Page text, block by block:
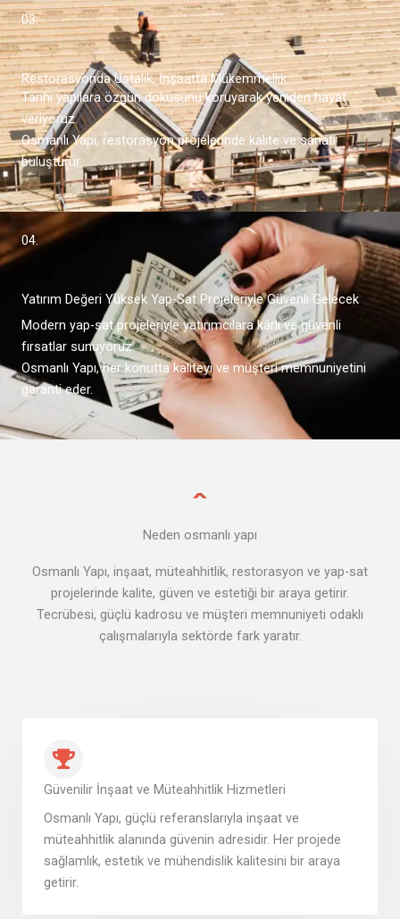
03.
Restorasyonda Ustalık, İnşaatta Mükemmellik
Tarihi yapılara özgün dokusunu koruyarak yeniden hayat
veriyoruz.
Osmanlı Yapı, restorasyon projelerinde kalite ve sanatı
buluşturur.
04.
Yatırım Değeri Yüksek Yap-Sat Projeleriyle Güvenli Gelecek
Modern yap-sat projeleriyle yatırımcılara kârlı ve güvenli
fırsatlar sunuyoruz.
Osmanlı Yapı, her konutta kaliteyi ve müşteri memnuniyetini
garanti eder.
Neden osmanlı yapı
Osmanlı Yapı, inşaat, müteahhitlik, restorasyon ve yap-sat
projelerinde kalite, güven ve estetiği bir araya getirir.
Tecrübesi, güçlü kadrosu ve müşteri memnuniyeti odaklı
çalışmalarıyla sektörde fark yaratır.
Güvenilir İnşaat ve Müteahhitlik Hizmetleri
Osmanlı Yapı, güçlü referanslarıyla inşaat ve
müteahhitlik alanında güvenin adresidir. Her projede
sağlamlık, estetik ve mühendislik kalitesini bir araya
getirir.